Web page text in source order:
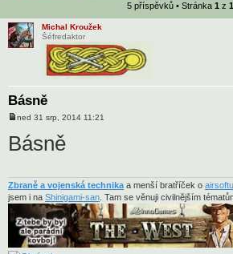
5 příspěvků • Stránka 1 z 1
Michal Kroužek
Šéfredaktor
Básně
í
s
v
e
k
ned 31 srp, 2014 11:21
Básně
Zbraně a vojenská technika a menší bratříček o airsoftu
jsem i na Shinigami-san . Tam se věnuji civilnějším